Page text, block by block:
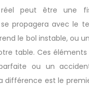
peut être une
propagera avec le
le bol instable, ou
table. Ces
ou un
différence est le